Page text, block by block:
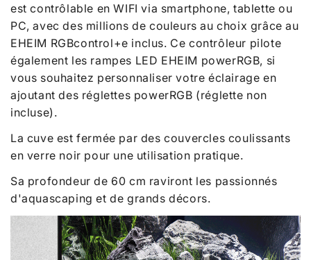
est contrôlable en WIFI via smartphone, tablette ou
PC, avec des millions de couleurs au choix grâce au
EHEIM RGBcontrol+e inclus. Ce contrôleur pilote
également les rampes LED EHEIM powerRGB, si
vous souhaitez personnaliser votre éclairage en
ajoutant des réglettes powerRGB (réglette non
incluse).
La cuve est fermée par des couvercles coulissants
en verre noir pour une utilisation pratique.
Sa profondeur de 60 cm raviront les passionnés
d'aquascaping et de grands décors.